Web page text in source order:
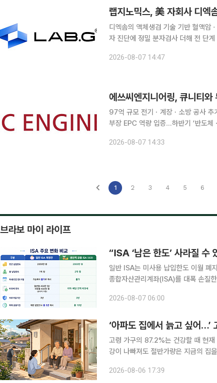
디엑솜의 액체생검 기술 기반 혈액
자 진단에 정밀 분자검사 더해 전 단계 완성…美
략을 강화한다. 글로벌 유전
2026-08-07 14:47
97억 규모 전기ㆍ계장ㆍ소방 공사
부장 EPC 역량 입증…하반기 ‘반도체ㆍ수소’ 첨단산업
다. 에쓰씨엔지니어링은 큐니티
2026-08-07 14:33
1 2 3 4 5 6
브라보 마이 라이프
“ISA ‘남은 한도’ 사라질 수
일반 ISA는 미사용 납입한도 이월 폐지….
종합자산관리계좌(ISA)를 대폭 손질
해주는 방안도 추진한다. 다만 기존
2026-08-07 06:00
‘아파도 집에서 늙고 싶어
고령 가구의 87.2%는 건강할 때 현
강이 나빠져도 절반가량은 지금의 집
처, 방문 돌봄까지 연결하는 주거 지
2026-08-06 17:39